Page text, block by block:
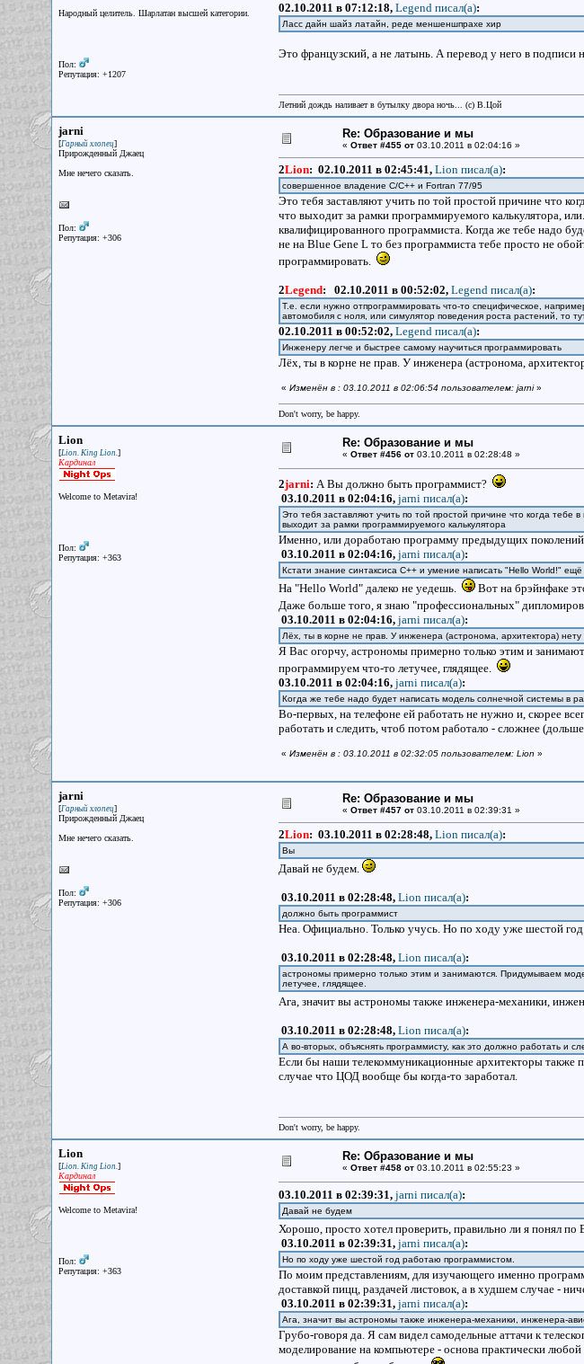
Народный целитель. Шарлатан высшей категории.
Пол:
Репутация: +1207
02.10.2011 в 07:12:18, Legend писал(a):
Ласс дайн шайз латайн, реде меншеншпрахе хир
Это французский, а не латынь. А перевод у него в подписи
Летний дождь наливает в бутылку двора ночь... (с) В.Цой
jarni
[Гарный хлопец]
Прирожденный Джаец
Мне нечего сказать.
Пол:
Репутация: +306
Re: Образование и мы
« Ответ #455 от 03.10.2011 в 02:04:16 »
2Lion: 02.10.2011 в 02:45:41, Lion писал(a):
совершенное владение C/C++ и Fortran 77/95
Это тебя заставляют учить по той простой причине что
что выходит за рамки программируемого калькулятора,
квалифицированного программиста. Когда же тебе надо
не на Blue Gene L то без программиста тебе просто не
программировать.
2Legend: 02.10.2011 в 00:52:02, Legend писал(a):
Т.е. если нужно отпрограммировать что-то специфическое,
автомобиля с ноля, или симулятор поведения роста растений, то
02.10.2011 в 00:52:02, Legend писал(a):
Инженеру легче и быстрее самому научиться программировать
Лёх, ты в корне не прав. У инженера (астронома,
« Изменён в : 03.10.2011 в 02:06:54 пользователем: jarni»
Don't worry, be happy.
Lion
[Lion. King Lion.]
Кардинал
Welcome to Metavira!
Пол:
Репутация: +363
Re: Образование и мы
« Ответ #456 от 03.10.2011 в 02:28:48 »
2jarni: А Вы должно быть программист?
03.10.2011 в 02:04:16, jarni писал(a):
Это тебя заставляют учить по той простой причине что когда тебе
выходит за рамки программируемого калькулятора
Именно, или доработаю программу предыдущих
03.10.2011 в 02:04:16, jarni писал(a):
Кстати знание синтаксиса С++ и умение написать "Hello World!"
На "Hello World" далеко не уедешь.
Вот на брэйнфаке
Даже больше того, я знаю "профессиональных"
03.10.2011 в 02:04:16, jarni писал(a):
Лёх, ты в корне не прав. У инженера (астронома, архитектора)
Я Вас огорчу, астрономы примерно только этим и
программируем что-то летучее, глядящее.
03.10.2011 в 02:04:16, jarni писал(a):
Когда же тебе надо будет написать модель солнечной системы в
Во-первых, на телефоне ей работать не нужно и, скорее
работать и следить, чтоб потом работало - сложнее
« Изменён в : 03.10.2011 в 02:32:05 пользователем: Lion »
jarni
[Гарный хлопец]
Прирожденный Джаец
Мне нечего сказать.
Пол:
Репутация: +306
Re: Образование и мы
« Ответ #457 от 03.10.2011 в 02:39:31 »
2Lion: 03.10.2011 в 02:28:48, Lion писал(a):
Вы
Давай не будем.
03.10.2011 в 02:28:48, Lion писал(a):
должно быть программист
Неа. Официально. Только учусь. Но по ходу уже шестой
03.10.2011 в 02:28:48, Lion писал(a):
астрономы примерно только этим и занимаются. Придумываем
летучее, глядящее.
Ага, значит вы астрономы также инженера-механики,
03.10.2011 в 02:28:48, Lion писал(a):
А во-вторых, объяснять программисту, как это должно работать и
Если бы наши телекоммуникационные архитекторы также
случае что ЦОД вообще бы когда-то заработал.
Don't worry, be happy.
Lion
[Lion. King Lion.]
Кардинал
Welcome to Metavira!
Пол:
Репутация: +363
Re: Образование и мы
« Ответ #458 от 03.10.2011 в 02:55:23 »
03.10.2011 в 02:39:31, jarni писал(a):
Давай не будем
Хорошо, просто хотел проверить, правильно ли я понял по
03.10.2011 в 02:39:31, jarni писал(a):
Но по ходу уже шестой год работаю программистом.
По моим представлениям, для изучающего именно
доставкой пицц, раздачей листовок, а в худшем случае -
03.10.2011 в 02:39:31, jarni писал(a):
Ага, значит вы астрономы также инженера-механики, инженера-
Грубо-говоря да. Я сам видел самодельные аттачи к
моделирование на компьютере - основа практически